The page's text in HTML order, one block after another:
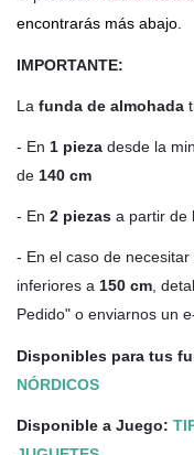
encontrarás más abajo.
IMPORTANTE:
La funda de almohada
- En 1 pieza desde la
de 140 cm
- En 2 piezas a partir de
- En el caso de necesitar
inferiores a 150 cm,
Pedido" o enviarnos un
Disponibles para tus
NÓRDICOS
Disponible a Juego: